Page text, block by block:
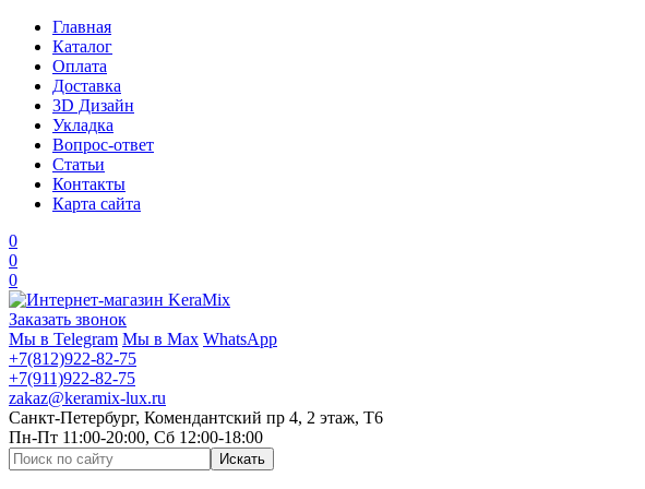
Главная
Каталог
Оплата
Доставка
3D Дизайн
Укладка
Вопрос-ответ
Статьи
Контакты
Карта сайта
0
0
0
Заказать звонок
Мы в Telegram Мы в Max WhatsApp
+7(812)922-82-75
+7(911)922-82-75
zakaz@keramix-lux.ru
Санкт-Петербург, Комендантский пр 4, 2 этаж, Т6
Пн-Пт 11:00-20:00, Сб 12:00-18:00